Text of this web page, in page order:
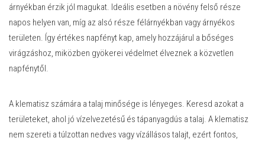
árnyékban érzik jól magukat. Ideális esetben a növény felső része
napos helyen van, míg az alsó része félárnyékban vagy árnyékos
területen. Így értékes napfényt kap, amely hozzájárul a bőséges
virágzáshoz, miközben gyökerei védelmet élveznek a közvetlen
napfénytől.
A klematisz számára a talaj minősége is lényeges. Keresd azokat a
területeket, ahol jó vízelvezetésű és tápanyagdús a talaj. A klematisz
nem szereti a túlzottan nedves vagy vízállásos talajt, ezért fontos,